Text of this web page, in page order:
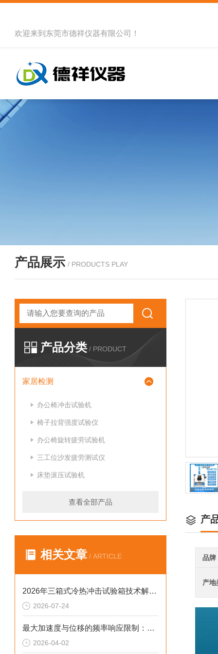
欢迎来到 东莞市德祥仪器有限公司 ！
产品展示 / PRODUCTS PLAY
产品分类 / PRODUCT
家居检测
办公椅冲击试验机
椅子拉背强度试验仪
办公椅旋转疲劳试验机
三工位沙发疲劳测试仪
床垫滚压试验机
查看全部产品
相关文章 / ARTICLE
2026年三箱式冷热冲击试验箱技术解析：中小场景下的精准合规选型参考
2026-07-24
最大加速度与位移的频率响应限制：如何读懂性能曲线
2026-04-02
产
品牌
产地